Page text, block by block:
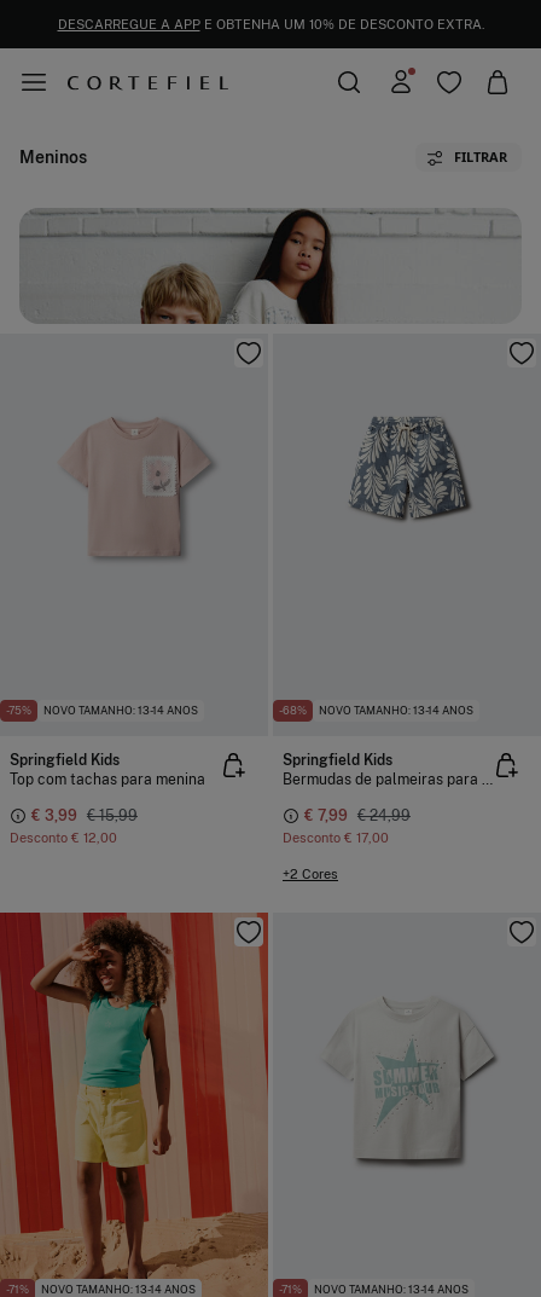
DESCARREGUE A APPE OBTENHA UM 10% DE DESCONTO EXTRA.
Meninos FILTRAR
-75% NOVO TAMANHO: 13-14 ANOS
Springfield Kids
Top com tachas para menina
€ 3,99 € 15,99
Desconto € 12,00
-68% NOVO TAMANHO: 13-14 ANOS
Springfield Kids
Bermudas de palmeiras para menino
€ 7,99 € 24,99
Desconto € 17,00
+2 Cores
-71% NOVO TAMANHO: 13-14 ANOS -71% NOVO TAMANHO: 13-14 ANOS